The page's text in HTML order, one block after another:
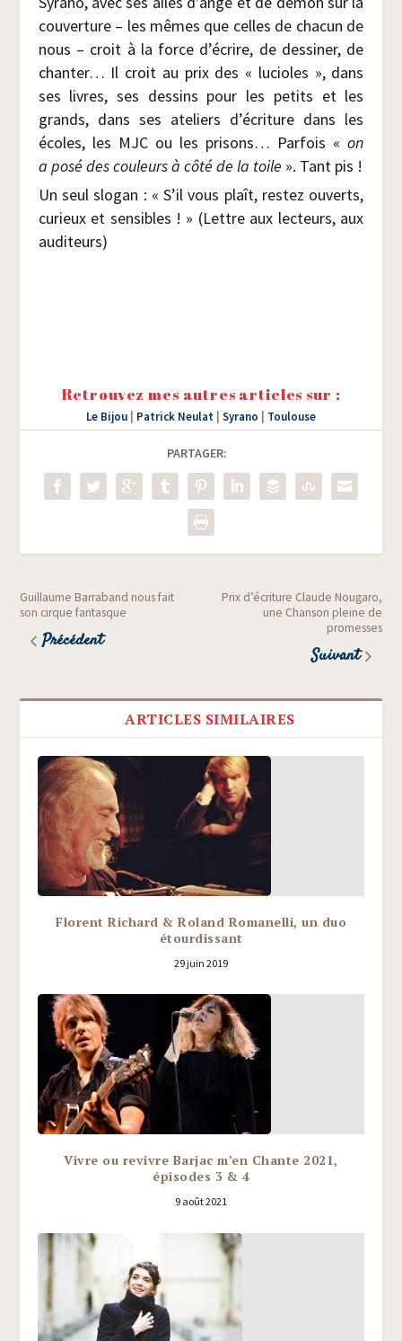
cou­ver­ture – les mêmes que celles de cha­cun de
nous – croit à la force d’écrire, de des­si­ner, de
chan­ter… Il croit au prix des « lucioles », dans
ses livres, ses des­sins pour les petits et les
grands, dans ses ate­liers d’écriture dans les
écoles, les MJC ou les pri­sons… Par­fois «on
a posé des cou­leurs à côté de la toile ». Tant pis !
Un seul slo­gan : « S’il vous plaît, res­tez ouverts,
curieux et sen­sibles ! » (Lettre aux lec­teurs, aux
auditeurs)
Retrouvez mes autres articles sur :
Le Bijou Patrick Neulat Syrano Toulouse
PARTAGER:
Guillaume Barraband nous fait
son cirque fantasque
Précédent
Prix d’écriture Claude Nougaro,
une Chanson pleine de
promesses
Suivant
ARTICLES SIMILAIRES
Florent Richard & Roland Romanelli, un duo
étourdissant
29 juin 2019
Vivre ou revivre Barjac m’en Chante 2021,
épisodes 3 & 4
9 août 2021